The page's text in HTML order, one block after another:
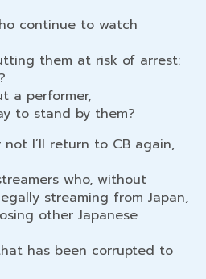
continue to watch
them at risk of arrest:
a performer,
to stand by them?
I’ll return to CB again,
who, without
streaming from Japan,
other Japanese
has been corrupted to